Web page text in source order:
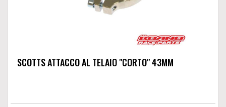
SCOTTS ATTACCO AL TELAIO "CORTO" 43MM